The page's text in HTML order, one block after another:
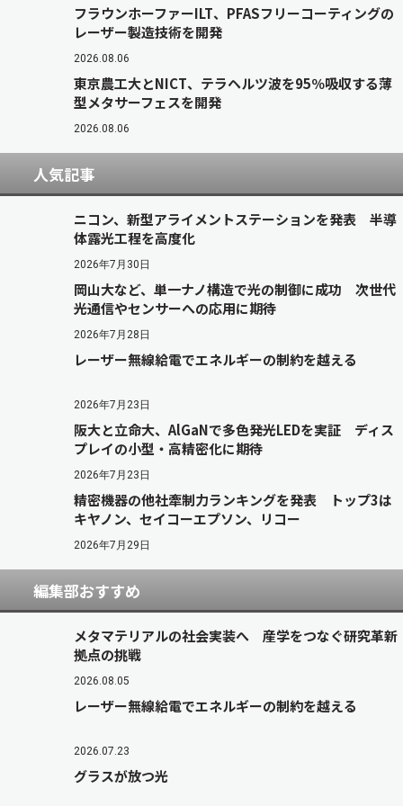
フラウンホーファーILT、PFASフリーコーティングの
レーザー製造技術を開発
2026.08.06
東京農工大とNICT、テラヘルツ波を95％吸収する薄
型メタサーフェスを開発
2026.08.06
人気記事
ニコン、新型アライメントステーションを発表 半導
体露光工程を高度化
2026年7月30日
岡山大など、単一ナノ構造で光の制御に成功 次世代
光通信やセンサーへの応用に期待
2026年7月28日
レーザー無線給電でエネルギーの制約を越える
2026年7月23日
阪大と立命大、AlGaNで多色発光LEDを実証 ディス
プレイの小型・高精密化に期待
2026年7月23日
精密機器の他社牽制力ランキングを発表 トップ3は
キヤノン、セイコーエプソン、リコー
2026年7月29日
編集部おすすめ
メタマテリアルの社会実装へ 産学をつなぐ研究革新
拠点の挑戦
2026.08.05
レーザー無線給電でエネルギーの制約を越える
2026.07.23
グラスが放つ光